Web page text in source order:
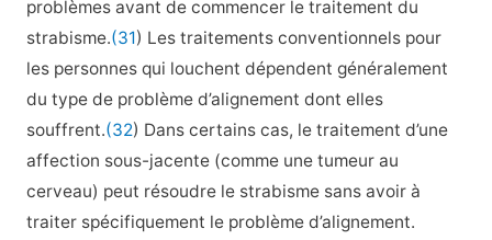
problèmes avant de commencer le traitement du
strabisme.(31) Les traitements conventionnels pour
les personnes qui louchent dépendent généralement
du type de problème d’alignement dont elles
souffrent.(32) Dans certains cas, le traitement d’une
affection sous-jacente (comme une tumeur au
cerveau) peut résoudre le strabisme sans avoir à
traiter spécifiquement le problème d’alignement.